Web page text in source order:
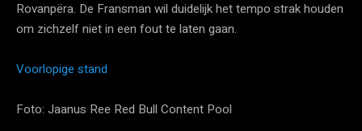
Rovanpëra. De Fransman wil duidelijk het tempo strak houden
om zichzelf niet in een fout te laten gaan.
Voorlopige stand
Foto: Jaanus Ree Red Bull Content Pool